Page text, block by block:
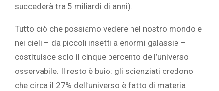
succederà tra 5 miliardi di anni).
Tutto ciò che possiamo vedere nel nostro mondo e
nei cieli – da piccoli insetti a enormi galassie –
costituisce solo il cinque percento dell’universo
osservabile. Il resto è buio: gli scienziati credono
che circa il 27% dell’universo è fatto di materia